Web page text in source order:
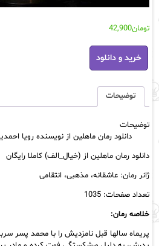
تومان42,900
دانلود
رمان
ماهلین
نویسنده
رویا
(خیال_الف)
رایگان
عدد
خرید و دانلود
توضیحات
توضیحات
دانلود رمان ماهلین از نویسنده رویا
دانلود رمان ماهلین از (خیال_الف) کاملا رایگان
ژانر رمان: عاشقانه، مذهبی، انتقامی
تعداد صفحات: 1035
خلاصه رمان:
پریماه سالها قبل نامزدیش را با محمد پسر